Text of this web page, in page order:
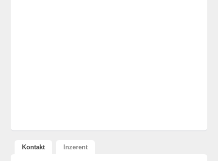
Kontakt Inzerent